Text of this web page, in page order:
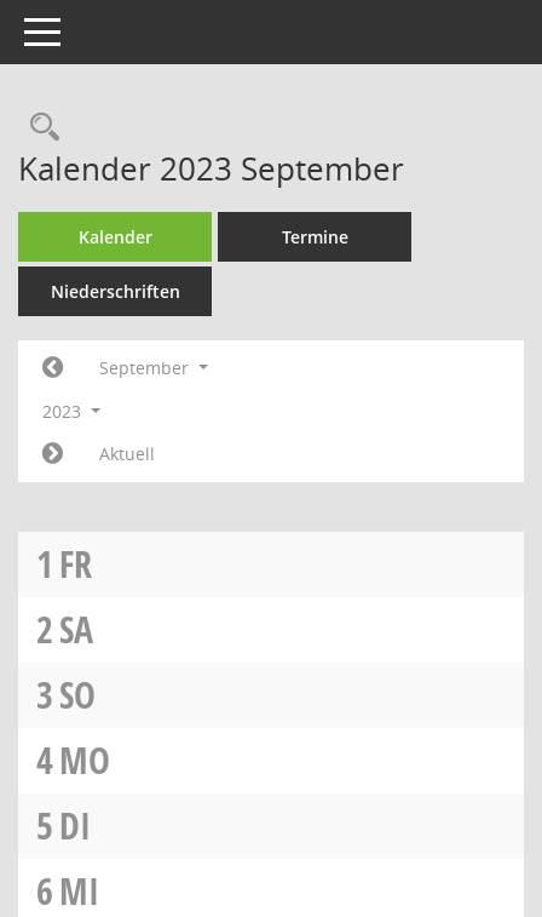
Toggle navigation
Rechercheauswahl
Kalender 2023 September
Kalender Termine
Niederschriften
September
2023
Aktuell
1 FR
2SA
3SO
4MO
5DI
6MI